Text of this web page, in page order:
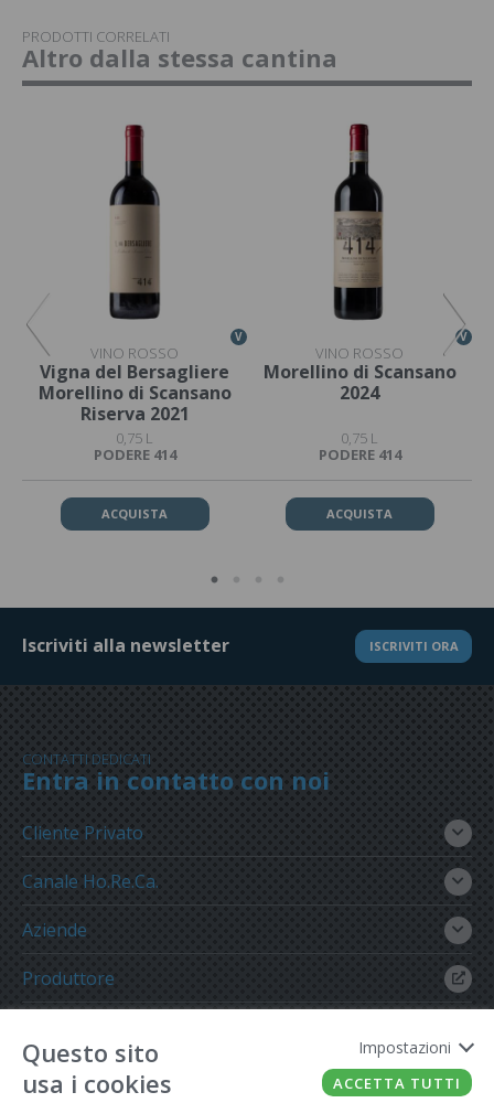
PRODOTTI CORRELATI
Altro dalla stessa cantina
V
VINO ROSSO
Vigna del Bersagliere
Morellino di Scansano
Riserva 2021
0,75 L
PODERE 414
ACQUISTA
V
VINO ROSSO
Morellino di Scansano
2024
0,75 L
PODERE 414
ACQUISTA
Iscriviti alla newsletter ISCRIVITI ORA
CONTATTI DEDICATI
Entra in contatto con noi
Cliente Privato
Canale Ho.Re.Ca.
Aziende
Produttore
Questo sito
usa i cookies
Impostazioni
ACCETTA TUTTI